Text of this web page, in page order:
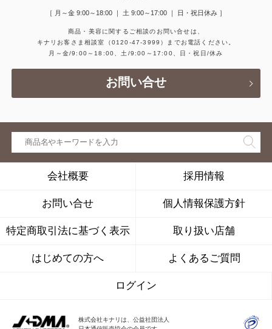
［ 月～金 9:00～18:00 ｜ 土 9:00～17:00 ｜ 日・祝日休み ］
商品・美容に関するご相談のお問い合せは、
キナリお客さま相談室
（0120-47-3999）
までお電話ください。
月～金/9:00～18:00、土/9:00～17:00、日・祝日/休み
お問い合せ
会社概要 採用情報
お問い合せ 個人情報保護方針
特定商取引法に基づく表示 取り扱い店舗
はじめての方へ よくあるご質問
ログイン
株式会社キナリは、公益社団法人